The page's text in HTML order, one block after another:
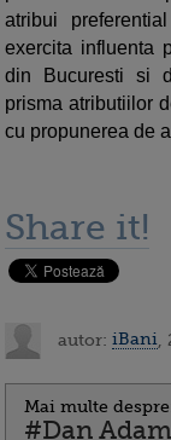
atribui
exercita influenta
din Bucuresti si
prisma atributiilor
cu propunerea de
Share it!
autor: iBani
Mai multe
#Dan